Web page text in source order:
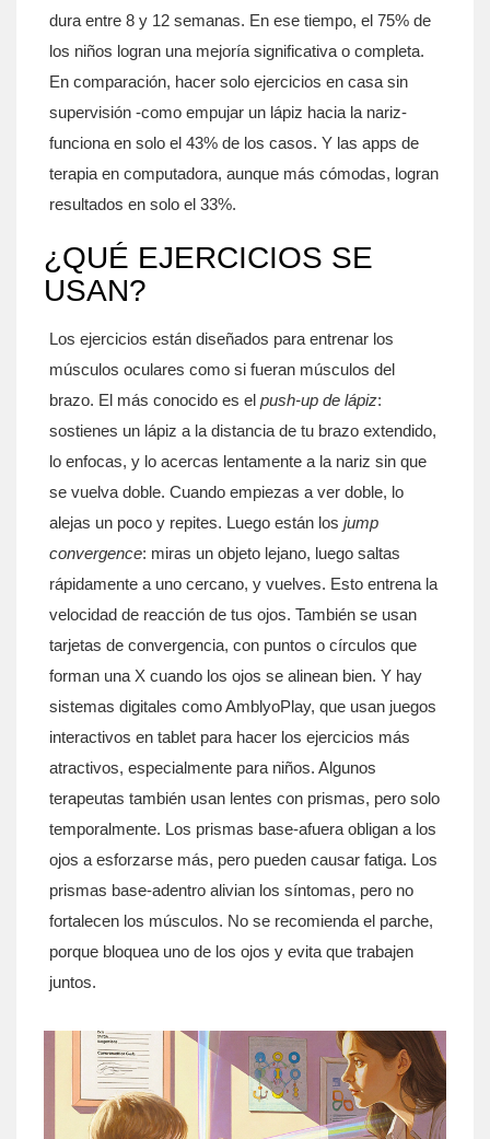
dura entre 8 y 12 semanas. En ese tiempo, el 75% de
los niños logran una mejoría significativa o completa.
En comparación, hacer solo ejercicios en casa sin
supervisión -como empujar un lápiz hacia la nariz-
funciona en solo el 43% de los casos. Y las apps de
terapia en computadora, aunque más cómodas, logran
resultados en solo el 33%.
¿QUÉ EJERCICIOS SE
USAN?
Los ejercicios están diseñados para entrenar los
músculos oculares como si fueran músculos del
brazo. El más conocido es el push-up de lápiz:
sostienes un lápiz a la distancia de tu brazo extendido,
lo enfocas, y lo acercas lentamente a la nariz sin que
se vuelva doble. Cuando empiezas a ver doble, lo
alejas un poco y repites. Luego están los jump
convergence: miras un objeto lejano, luego saltas
rápidamente a uno cercano, y vuelves. Esto entrena la
velocidad de reacción de tus ojos. También se usan
tarjetas de convergencia, con puntos o círculos que
forman una X cuando los ojos se alinean bien. Y hay
sistemas digitales como AmblyoPlay, que usan juegos
interactivos en tablet para hacer los ejercicios más
atractivos, especialmente para niños. Algunos
terapeutas también usan lentes con prismas, pero solo
temporalmente. Los prismas base-afuera obligan a los
ojos a esforzarse más, pero pueden causar fatiga. Los
prismas base-adentro alivian los síntomas, pero no
fortalecen los músculos. No se recomienda el parche,
porque bloquea uno de los ojos y evita que trabajen
juntos.